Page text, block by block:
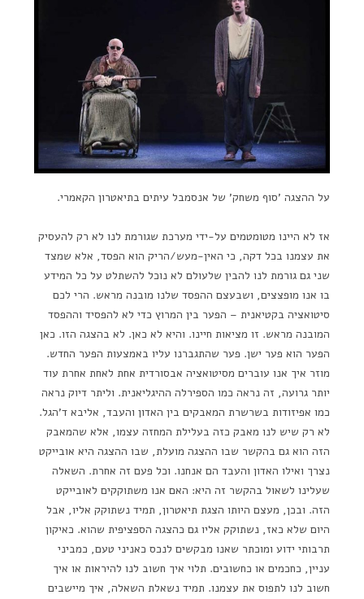
על ההצגה 'סוף משחק' של אנסמבל עיתים בתיאטרון הקאמרי.
אז לא היינו מטומטמים על-ידי מערכת שגורמת לנו לא רק להעסיק
את עצמנו בכל דקה, כי האין-מעש/הריק הוא הפסד, אלא שמצד
שני גם גורמת לנו להבין שלעולם לא נוכל להשתלט על כל המידע
בו אנו מופצצים, ושבעצם ההפסד שלנו מובנה מראש. הרי לכם
סיטואציה בקטיאנית – הפער בין המרוץ כדי לא להפסיד וההפסד
המובנה מראש. זו מציאות חיינו. והיא לא כאן. לא בהצגה הזו. כאן
הפער הוא פער ישן. פער שהתגברנו עליו באמצעות הפער החדש.
מוזר איך אנו עוברים מסיטואציה אבסורדית אחת לאחת אחרת עוד
יותר גרועה, זה נראה כמו הספירלה ההיגליאנית. וליתר דיוק נראה
כמו אפיזודות בשרשרת המאבקים בין האדון והעבד, אליבא ד'הגל.
לא רק שיש לנו מאבק כזה בעלילת המחזה עצמו, אלא שהמאבק
הזה הוא גם בהקשר שבו ההצגה מועלת, שבו ההצגה היא אובייקט
נצרך ואילו האדון והעבד הם אנחנו. וכל פעם זה אחרת. השאלה
שעלינו לשאול בהקשר זה היא: האם אנו משתוקקים לאובייקט
הזה. ובכן, מעצם היותו הצגת תיאטרון, תמיד נשתוקק אליו, אבל
היום שלא כאז, נשתוקק אליו גם כהצגה הספציפית שהוא. כאיקון
תרבותי ידוע ומוכתר שאנו מבקשים לנכס כאניני טעם, כמביני
עניין, כחכמים או כחשובים. תלוי איך חשוב לנו להיראות או איך
חשוב לנו לתפוס את עצמנו. תמיד נשאלת השאלה, איך מיישבים